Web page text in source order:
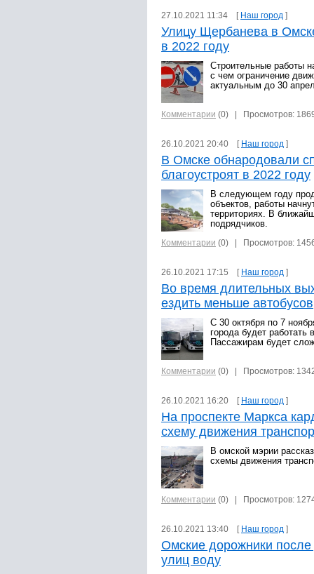
27.10.2021 11:34 [ Наш город ]
Улицу Щербанева в
в 2022 году
Строительные работы
с чем ограничение
актуальным до 30
Комментарии (0) | Просмотров:
26.10.2021 20:40 [ Наш город ]
В Омске обнародовали
благоустроят в 2022 году
В следующем году
объектов, работы
территориях. В
подрядчиков.
Комментарии (0) | Просмотров:
26.10.2021 17:15 [ Наш город ]
Во время длительных
ездить меньше автобусов
С 30 октября по 7
города будет
Пассажирам будет
Комментарии (0) | Просмотров:
26.10.2021 16:20 [ Наш город ]
На проспекте Маркса
схему движения
В омской мэрии
схемы движения
Комментарии (0) | Просмотров:
26.10.2021 13:40 [ Наш город ]
Омские дорожники
улиц воду